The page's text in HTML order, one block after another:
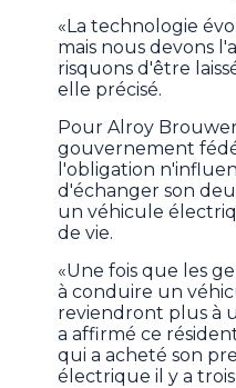
«La technologie
mais nous devons
risquons d'être
elle précisé.
Pour Alroy
gouvernement
l'obligation
d'échanger son
un véhicule
de vie.
«Une fois que les
à conduire un
reviendront plus à
a affirmé ce
qui a acheté son
électrique il y a trois